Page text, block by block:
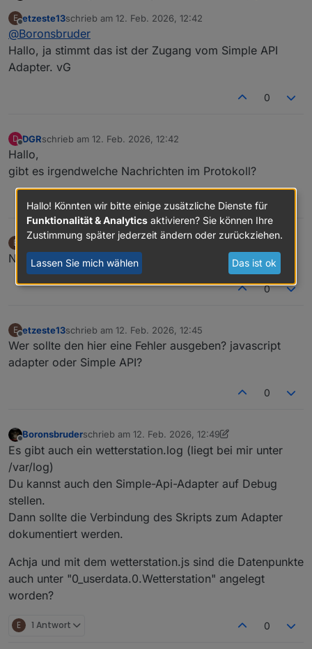
die stimmt
Ist die IP 192.168.1.80:8087 vom SIMPLE-Api-
E
Offline
etzeste13schrieb am 12. Feb. 2026, 12:42
zuletzt editiert von
@Boronsbruder
Hallo, ja stimmt das ist der Zugang vom Simple API
Adapter. vG
0
D
Offline
DGRschrieb am 12. Feb. 2026, 12:42
zuletzt editiert von
Hallo,
gibt es irgendwelche Nachrichten im Protokoll?
0
E
Offline
etzeste13 schrieb am 12. Feb. 2026, 12:44
Nein, hab ich nichts gefunden
0
E
Offline
etzeste13schrieb am 12. Feb. 2026, 12:45
zuletzt editiert von
Wer sollte den hier eine Fehler ausgeben? javascript
adapter oder Simple API?
0
Offline
Boronsbruderschrieb am 12. Feb. 2026, 12:49
zuletzt editiert von Boronsbruder
Es gibt auch ein wetterstation.log (liegt bei mir unter
/var/log)
Du kannst auch den Simple-Api-Adapter auf Debug
stellen.
Dann sollte die Verbindung des Skripts zum Adapter
dokumentiert werden.
Achja und mit dem wetterstation.js sind die Datenpunkte
auch unter "0_userdata.0.Wetterstation" angelegt
worden?
E 1 Antwort 0
Hallo! Könnten wir bitte einige zusätzliche Dienste für
Funktionalität & Analytics aktivieren? Sie können Ihre
Zustimmung später jederzeit ändern oder zurückziehen.
Lassen Sie mich wählen Das ist ok